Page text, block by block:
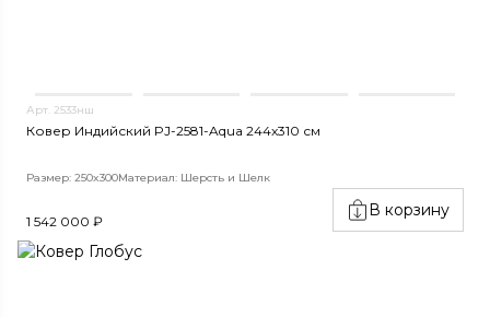
Арт. 2533нш
Ковер Индийский PJ-2581-Aqua 244x310 см
Размер: 250x300Материал: Шерсть и Шелк
1 542 000 ₽
В корзину